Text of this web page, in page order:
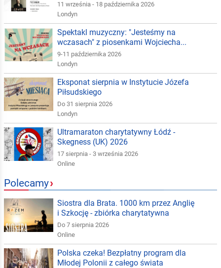
11 września - 18 października 2026
Londyn
Spektakl muzyczny: "Jesteśmy na
wczasach" z piosenkami Wojciecha...
9-11 października 2026
Londyn
Eksponat sierpnia w Instytucie Józefa
Piłsudskiego
Do 31 sierpnia 2026
Londyn
Ultramaraton charytatywny Łódź -
Skegness (UK) 2026
17 sierpnia - 3 września 2026
Online
Polecamy›
Siostra dla Brata. 1000 km przez Anglię
i Szkocję - zbiórka charytatywna
Do 7 sierpnia 2026
Online
Polska czeka! Bezpłatny program dla
Młodej Polonii z całego świata